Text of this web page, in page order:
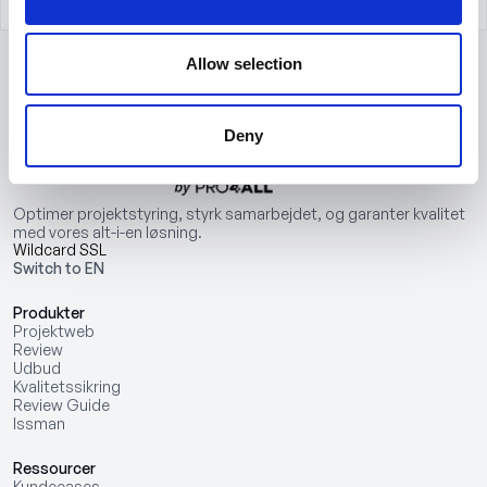
Allow selection
Deny
Optimer projektstyring, styrk samarbejdet, og garanter kvalitet
med vores alt-i-en løsning.
Wildcard SSL
Switch to EN
Produkter
Projektweb
Review
Udbud
Kvalitetssikring
Review Guide
Issman
Ressourcer